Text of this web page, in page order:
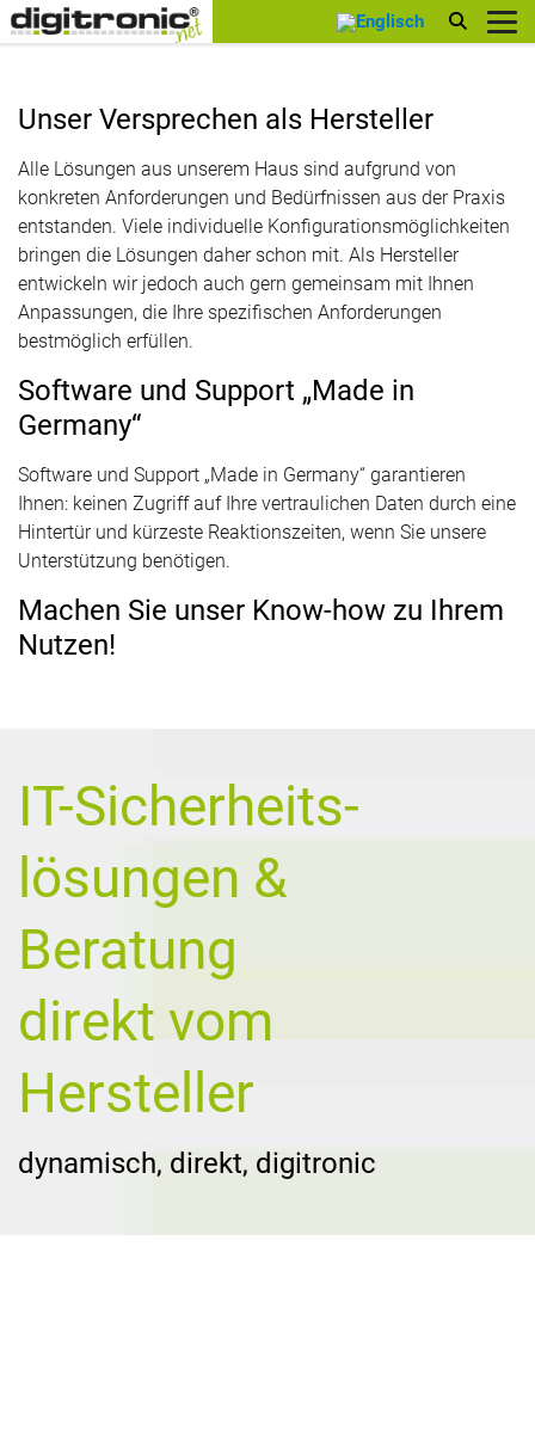
digitronic
Unser Versprechen als Hersteller
Alle Lösungen aus unserem Haus sind aufgrund von
konkreten Anforderungen und Bedürfnissen aus der Praxis
entstanden. Viele individuelle Konfigurationsmöglichkeiten
bringen die Lösungen daher schon mit. Als Hersteller
entwickeln wir jedoch auch gern gemeinsam mit Ihnen
Anpassungen, die Ihre spezifischen Anforderungen
bestmöglich erfüllen.
Software und Support „Made in
Germany“
Software und Support „Made in Germany“ garantieren
Ihnen: keinen Zugriff auf Ihre vertraulichen Daten durch eine
Hintertür und kürzeste Reaktionszeiten, wenn Sie unsere
Unterstützung benötigen.
Machen Sie unser Know-how zu Ihrem
Nutzen!
IT-Sicherheits-
lösungen &
Beratung
direkt vom
Hersteller
dynamisch, direkt, digitronic